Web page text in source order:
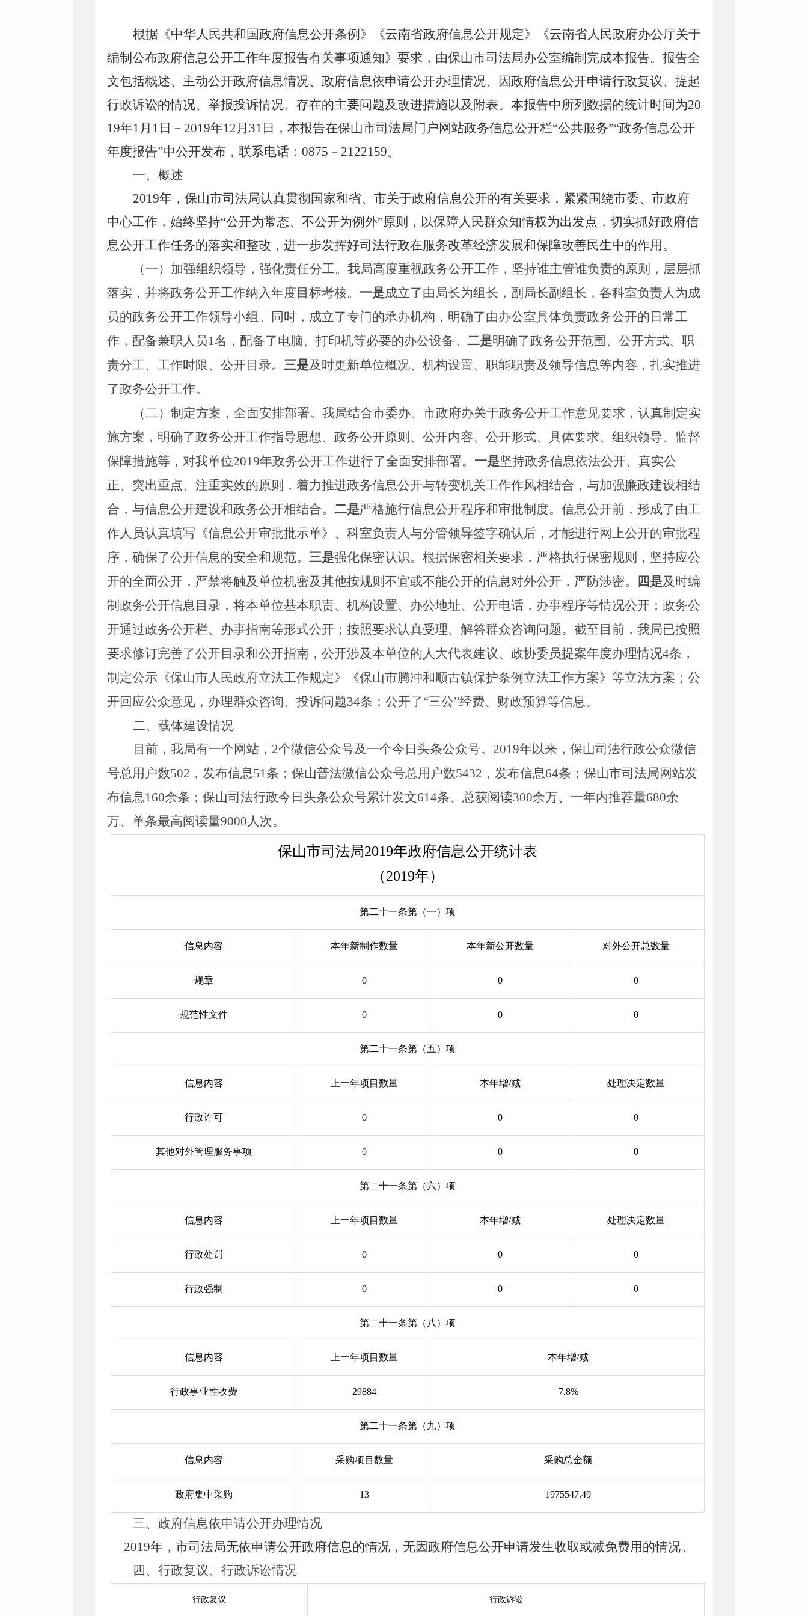
根据《中华人民共和国政府信息公开条例》《云南省政府信息公开规定》《云南省人民政府办公厅关于
编制公布政府信息公开工作年度报告有关事项通知》要求，由保山市司法局办公室编制完成本报告。报告全
文包括概述、主动公开政府信息情况、政府信息依申请公开办理情况、因政府信息公开申请行政复议、提起
行政诉讼的情况、举报投诉情况、存在的主要问题及改进措施以及附表。本报告中所列数据的统计时间为20
19年1月 1 日－ 2019年12月 31 日，本报告在保山市司法局门户网站政务信息公开栏“公共服务”“政务信息公开
年度报告”中公开发布，联系电话： 0875 － 2122159。
一、概述
2019年，保山市司法局认真贯彻国家和省、市关于政府信息公开的有关要求，紧紧围绕市委、市政府
中心工作， 始终坚持“公开为常态、不公开为例外”原则，以保障人民群众知情权为出发点，切实抓好政府信
息公开工作任务的落实和整改，进一步发挥好司法行政在服务改革经济发展和保障改善民生中的作用。
（一）加强组织领导，强化责任分工。 我局高度重视政务公开工作，坚持谁主管谁负责的原则，层层抓
落实，并将政务公开工作纳入年度目标考核。 一是成立了由局长为组长，副局长副组长，各科室负责人为成
员的政务公开工作领导小组。同时，成立了专门的承办机构，明确了由办公室具体负责政务公开的日常工
作，配备兼职人员1名，配备了电脑、打印机等必要的办公设备。 二是明确了政务公开范围、公开方式、职
责分工、工作时限、公开目录。 三是及时更新单位概况、机构设置、职能职责及领导信息等内容，扎实推进
了政务公开工作。
（二）制定方案，全面安排部署。 我局结合市委办、市政府办关于政务公开工作意见要求，认真制定实
施方案，明确了政务公开工作指导思想、政务公开原则、公开内容、公开形式、具体要求、组织领导、监督
保障措施等，对我单位2019年政务公开工作进行了全面安排部署。 一是坚持政务信息依法公开、真实公
正、突出重点、注重实效的原则，着力推进政务信息公开与转变机关工作作风相结合，与加强廉政建设相结
合，与信息公开建设和政务公开相结合。 二是严格施行信息公开程序和审批制度。信息公开前，形成了由工
作人员认真填写《信息公开审批批示单》、科室负责人与分管领导签字确认后，才能进行网上公开的审批程
序，确保了公开信息的安全和规范。 三是强化保密认识。根据保密相关要求，严格执行保密规则，坚持应公
开的全面公开，严禁将触及单位机密及其他按规则不宜或不能公开的信息对外公开，严防涉密。
四是及时编
制政务公开信息目录，将本单位基本职责、机构设置、办公地址、公开电话，办事程序等情况公开；政务公
开通过政务公开栏、办事指南等形式公开；按照要求认真受理、解答群众咨询问题。截至目前，我局已按照
要求修订完善了公开目录和公开指南，公开涉及本单位的人大代表建议、政协委员提案年度办理情况4条，
制定公示《保山市人民政府立法工作规定》
《保山市腾冲和顺古镇保护条例立法工作方案》 等立法方案； 公
开回应公众意见，办理群众咨询、投诉问题34条；公开了“三公”经费、财政预算等信息。
二、载体建设情况
目前，我局有一个网站， 2个微信公众号及一个今日头条公众号。 2019年以来，保山司法行政公众微信
号总用户数502 ，发布信息51条；保山普法微信公众号总用户数5432 ，发布信息64条；保山市司法局网站发
布信息160余条；保山司法行政今日头条公众号累计发文614条、总获阅读300余万、一年内推荐量680余
万、单条最高阅读量9000人次。
保山市司法局2019年政府信息公开统计表
（2019年）
第二十一条第（一）项
信息内容 本年新制作数量 本年新公开数量 对外公开总数量
规章 0 0 0
规范性文件 0 0 0
第二十一条第（五）项
信息内容 上一年项目数量 本年增/减 处理决定数量
行政许可 0 0 0
其他对外管理服务事项 0 0 0
第二十一条第（六）项
信息内容 上一年项目数量 本年增/减 处理决定数量
行政处罚 0 0 0
行政强制 0 0 0
第二十一条第（八）项
信息内容 上一年项目 数量 本年增/减
行政事业性收费 29884 7.8%
第二十一条第（九）项
信息内容 采购项目数量 采购总金额
政府集中采购 13 1975547.49
三、政府信息依申请公开办理情况
2019年，市司法局无依申请公开政府信息的情况，无因政府信息公开申请发生收取或减免费用的情况。
四、行政复议、行政诉讼情况
行政复议 行政诉讼